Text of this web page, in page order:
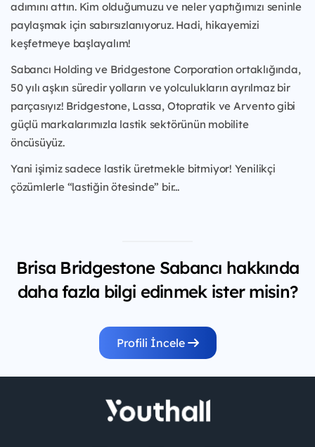
adımını attın. Kim olduğumuzu ve neler yaptığımızı seninle
paylaşmak için sabırsızlanıyoruz. Hadi, hikayemizi
keşfetmeye başlayalım!
Sabancı Holding ve Bridgestone Corporation ortaklığında,
50 yılı aşkın süredir yolların ve yolculukların ayrılmaz bir
parçasıyız! Bridgestone, Lassa, Otopratik ve Arvento gibi
güçlü markalarımızla lastik sektörünün mobilite
öncüsüyüz.
Yani işimiz sadece lastik üretmekle bitmiyor! Yenilikçi
çözümlerle “lastiğin ötesinde” bir...
Brisa Bridgestone Sabancı hakkında
daha fazla bilgi edinmek ister misin?
Profili İncele